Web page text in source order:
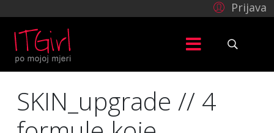
Prijava
SKIN_upgrade // 4